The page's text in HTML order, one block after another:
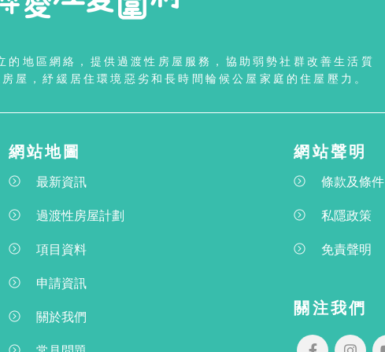
地區網絡，提供過渡性房屋服務，協助弱勢社群改善生活質
屋，紓緩居住環境惡劣和長時間輪候公屋家庭的住屋壓力。
網站地圖
最新資訊
過渡性房屋計劃
項目資料
申請資訊
關於我們
網站聲明
條款及條件
私隱政策
免責聲明
關注我們